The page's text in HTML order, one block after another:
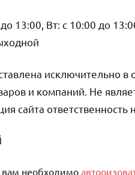
13:00, Вт: с 10:00 до
исключительно
и компаний. Не
сайта ответственность
необходимо